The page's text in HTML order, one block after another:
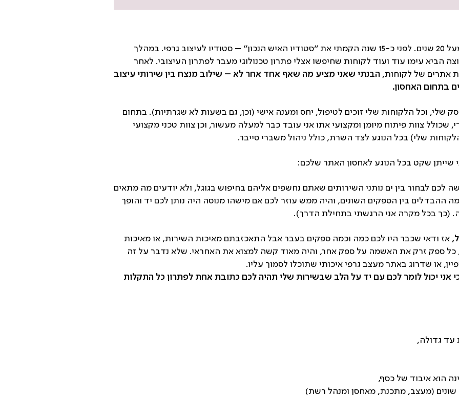
אני מעצב גרפי עם ניסיון רב של מעל 20 שנים. לפני כ-15 שנה הקמתי את ״סטודיו האיש הנכון״ – סטודיו לעיצוב גרפי. במהלך
הביא עימו עוד ועוד לקוחות שחיפשו אצלי פתרון טכנולוגי מעבר לפתרון העיצובי. לאחר
אתרים של לקוחות, הבנתי שאני מציע מה שאף אחד אחר לא – שילוב מנצח בין שירותי עיצוב
בתחום האחסון.
שלי, וכל הלקוחות שלי זוכים לטיפול, יחס ומענה אישי (וכן, גם בשעות לא שגרתיות). בתחום
שכולל צוות פיתוח מיומן ומקצועי אתו אני עובד כבר למעלה מעשור, וכן צוות טכני מקצועי
שלי) בכל הנוגע לצד השרת, כולל ניהול משברי סייבר.
שקט בכל הנוגע לאחסון האתר שלכם:
לכם לבחור בין ים נותני השירותים שאתם נחשפים אליהם בחיפוש בגוגל, ולא יודעים מה מתאים
ההבדלים בין הספקים השונים, והיה ממש עוזר לכם אם מישהו מנוסה היה נותן לכם יד והופך
(כך בכל מקרה אני הרגשתי בתחילת הדרך).
אז ודאי שכבר היו לכם כמה וכמה ספקים בעבר אבל התאכזבתם מאיכות השירות, או מאיכות
ספק זרק את האשמה על ספק אחר, והיה מאוד קשה למצוא את האחראי. שלא נדבר על זה
או שדרוג באתר מעצב גרפי איכותי שתוכלו לסמוך עליו.
אני יכול לומר לכם עם יד על הלב שבשירות שלי תהיה לכם כתובת אחת לפתרון כל התקלות
עד גדולה,
הוא איבוד של כסף,